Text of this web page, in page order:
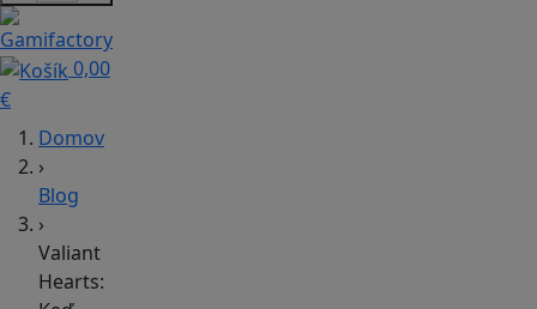
0,00
€
Domov
›
Blog
›
Valiant
Hearts: